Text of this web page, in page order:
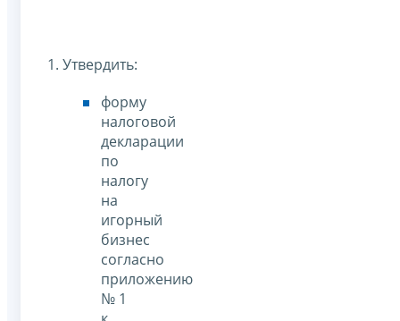
1. Утвердить:
форму
налоговой
декларации
по
налогу
на
игорный
бизнес
согласно
приложению
№ 1